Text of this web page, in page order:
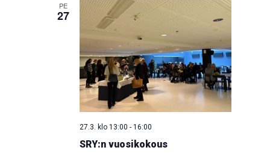
PE
27
SRY:n vuosikokous
27.3. klo 13:00 - 16:00